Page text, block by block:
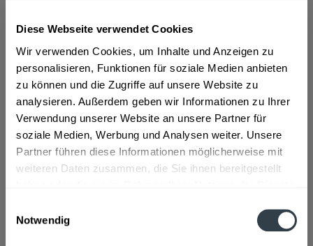
Diese Webseite verwendet Cookies
Wir verwenden Cookies, um Inhalte und Anzeigen zu
personalisieren, Funktionen für soziale Medien anbieten
zu können und die Zugriffe auf unsere Website zu
analysieren. Außerdem geben wir Informationen zu Ihrer
Verwendung unserer Website an unsere Partner für
soziale Medien, Werbung und Analysen weiter. Unsere
Partner führen diese Informationen möglicherweise mit
weiteren Daten zusammen, die Sie ihnen bereitgestellt
Notwendig
Vorrätig
MEHRWEG
+3,69 € Pfand
In den Warenkorb
Artikel-Nr.:
33070
Verfügbar in:
"Schwarzbräu Weizen hell 20 x 0,5l"